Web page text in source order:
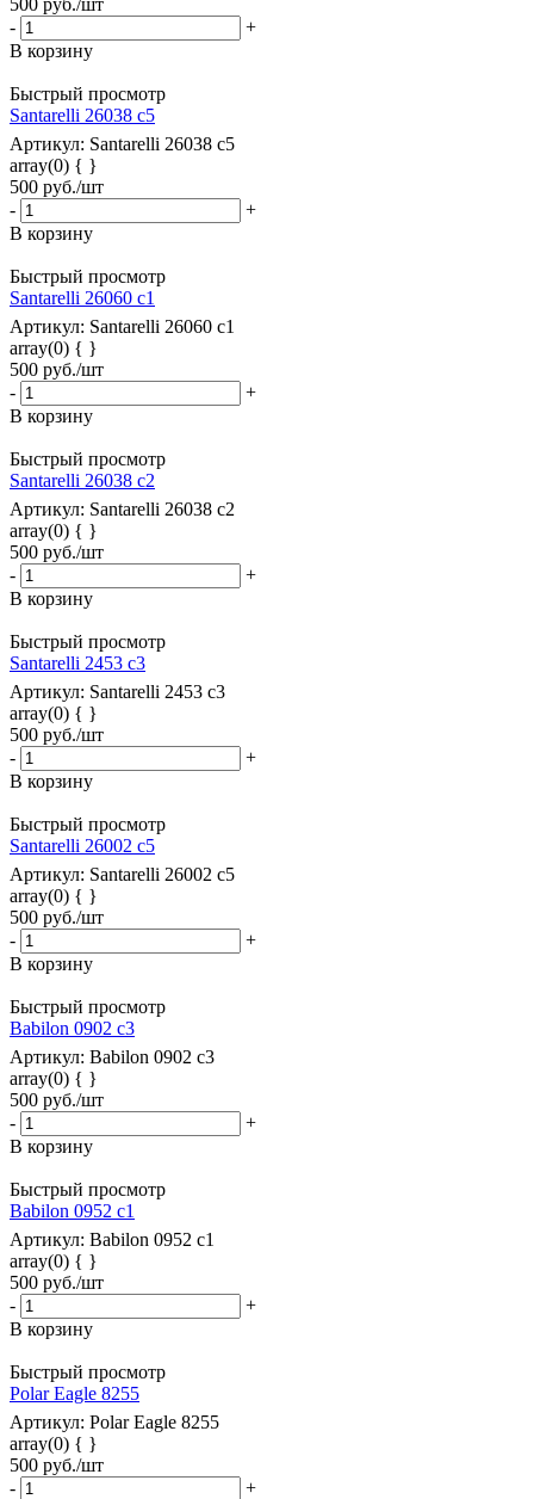
-
+
В корзину
Быстрый просмотр
Santarelli 26038 c5
Артикул: Santarelli 26038 c5
array(0) { }
500 руб./шт
-
+
В корзину
Быстрый просмотр
Santarelli 26060 с1
Артикул: Santarelli 26060 с1
array(0) { }
500 руб./шт
-
+
В корзину
Быстрый просмотр
Santarelli 26038 с2
Артикул: Santarelli 26038 с2
array(0) { }
500 руб./шт
-
+
В корзину
Быстрый просмотр
Santarelli 2453 с3
Артикул: Santarelli 2453 с3
array(0) { }
500 руб./шт
-
+
В корзину
Быстрый просмотр
Santarelli 26002 c5
Артикул: Santarelli 26002 c5
array(0) { }
500 руб./шт
-
+
В корзину
Быстрый просмотр
Babilon 0902 c3
Артикул: Babilon 0902 c3
array(0) { }
500 руб./шт
-
+
В корзину
Быстрый просмотр
Babilon 0952 c1
Артикул: Babilon 0952 c1
array(0) { }
500 руб./шт
-
+
В корзину
Быстрый просмотр
Polar Eagle 8255
Артикул: Polar Eagle 8255
array(0) { }
500 руб./шт
-
+